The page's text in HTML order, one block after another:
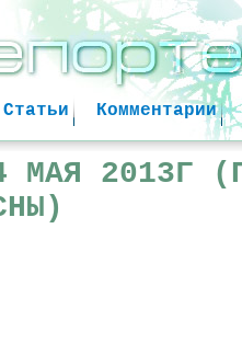
Комментарии
Статьи
МАЯ 2013Г